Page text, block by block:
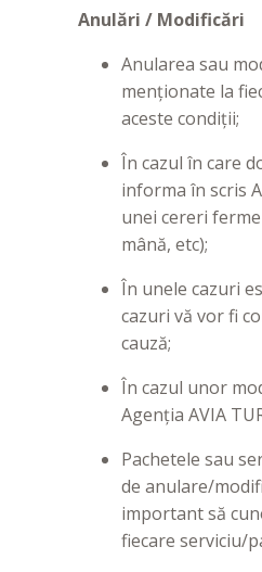
Anulări / Modificări
Anularea sau
menționate la
aceste condiții;
În cazul în care
informa în scris
unei cereri
mână, etc);
În unele cazuri
cazuri vă vor fi
cauză;
În cazul unor
Agenția AVIA
Pachetele sau
de anulare/
important să
fiecare serviciu/